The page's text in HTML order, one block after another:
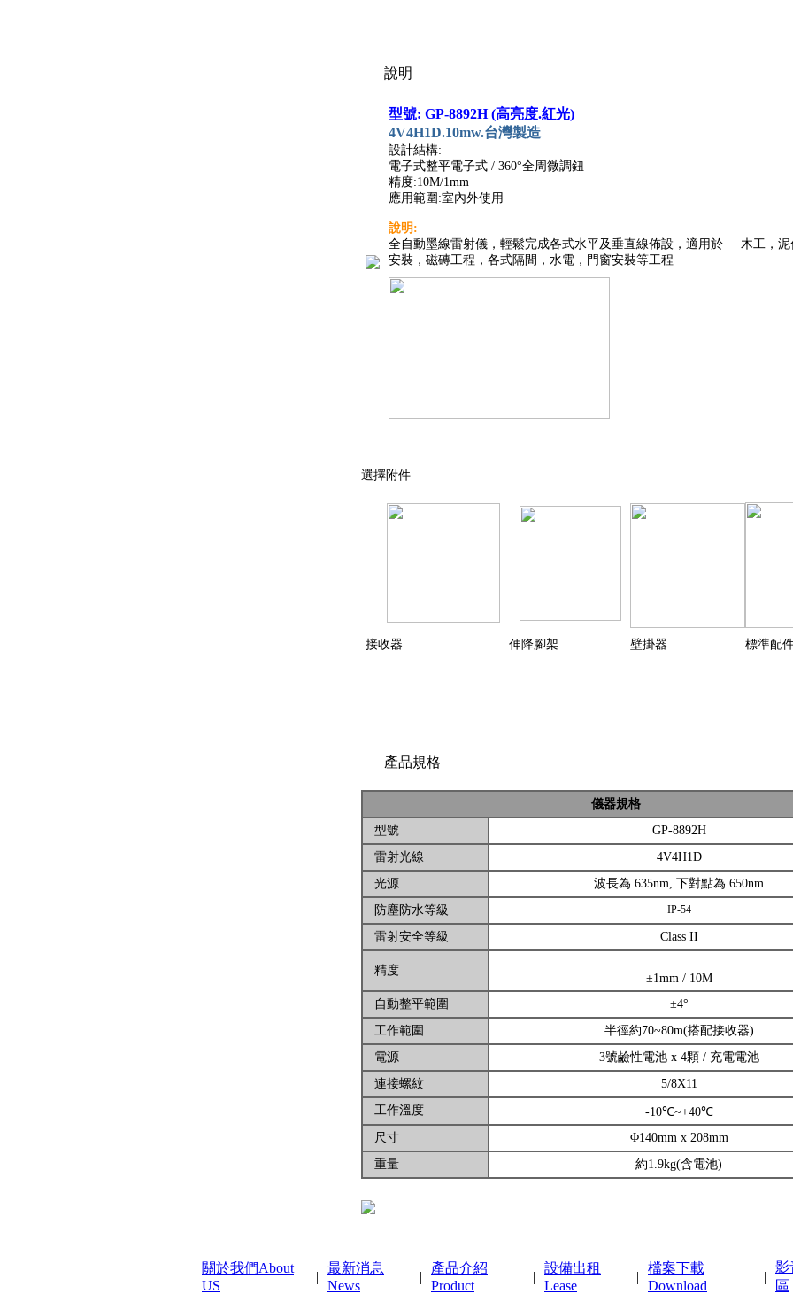
說明
型號: GP-8892H (高亮度.紅光)
4V4H1D.10mw.台灣製造
設計結構:
電子式整平電子式 / 360°全周微調鈕
精度:10M/1mm
應用範圍:室內外使用
說明:
全自動墨線雷射儀，輕鬆完成各式水平及垂直線佈設，適用於 木工，泥
安裝，磁磚工程，各式隔間，水電，門窗安裝等工程
選擇附件
接收器 伸降腳架 壁掛器 標準配
產品規格
儀器規格
型號
GP-8892H
雷射光線
4V4H1D
光源
波長為 635nm, 下對點為 650nm
防塵防水等級
IP-54
雷射安全等級 Class II
精度
±1mm / 10M
自動整平範圍
±4°
工作範圍
半徑約70~80m(搭配接收器)
電源
3號鹼性電池 x 4顆 / 充電電池
連接螺紋
5/8X11
工作溫度
-10℃~+40℃
尺寸
Φ140mm x 208mm
重量
約1.9kg(含電池)
關於我們About
US
|
最新消息
News
|
產品介紹
Product
|
設備出租
Lease
|
檔案下載
Download
|
影
區